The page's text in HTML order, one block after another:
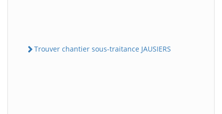
Trouver chantier sous-traitance JAUSIERS